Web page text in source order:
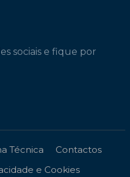
sociais e fique por
Técnica
Contactos
e Cookies